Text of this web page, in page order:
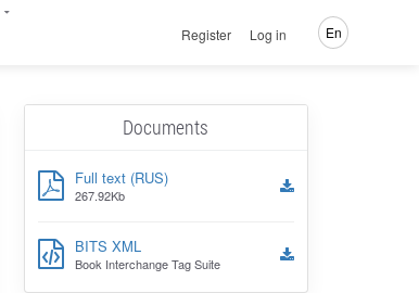
Register Log in En
Documents
Full text (RUS)
267.92Kb
BITS XML
Book Interchange Tag Suite